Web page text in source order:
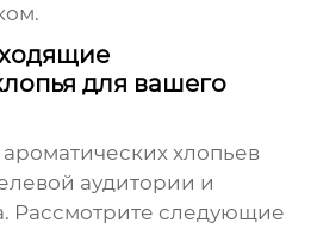
для вашего
ароматических хлопьев
аудитории и
Рассмотрите следующие